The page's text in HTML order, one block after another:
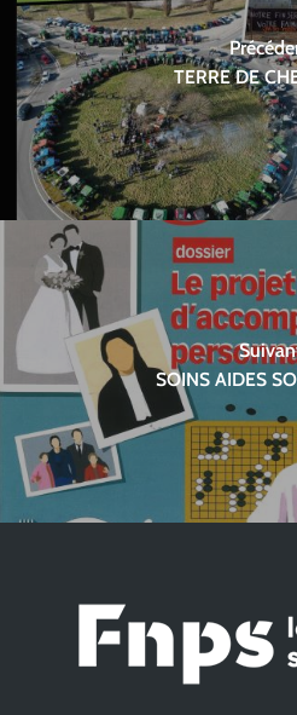
TERRE DE
SOINS AIDES